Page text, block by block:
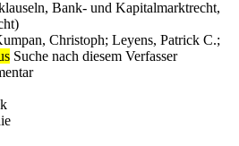
Bank- und Kapitalmarktrecht,
Christoph; Leyens, Patrick C.;
Suche nach diesem Verfasser